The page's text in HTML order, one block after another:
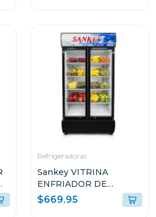
Refrigeradoras
Sankey VITRINA
ENFRIADOR DE
20CUFT RFD20N
$669.95